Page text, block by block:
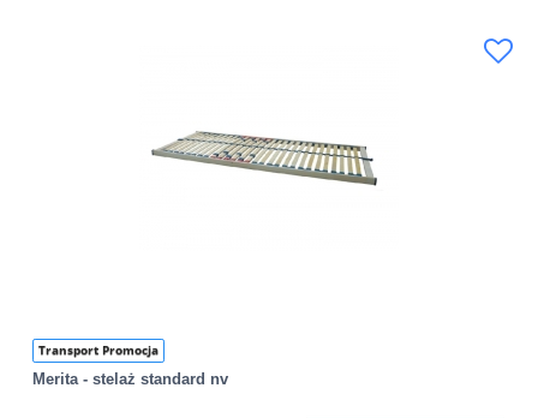
Transport Promocja
Merita - stelaż standard nv